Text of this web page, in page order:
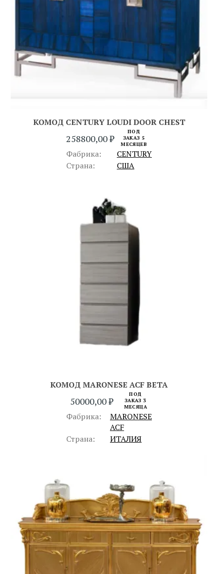
КОМОД CENTURY LOUDI DOOR CHEST
258800,00₽
ПОД
ЗАКАЗ 5
МЕСЯЦЕВ
Фабрика:
CENTURY
Страна:
США
КОМОД MARONESE ACF BETA
50000,00₽
ПОД
ЗАКАЗ 3
МЕСЯЦА
Фабрика:
MARONESE
ACF
Страна:
ИТАЛИЯ